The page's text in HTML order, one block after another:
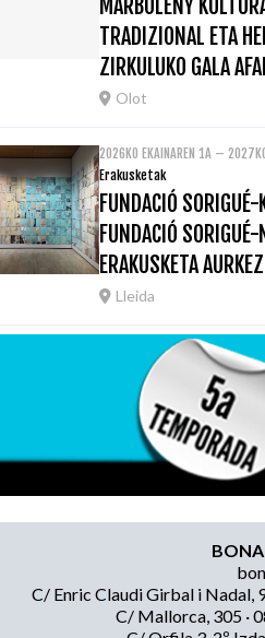
MARBOLENY
TRADIZIONAL ETA
ZIRKULUKO GALA
Olot
2026KO EKAINAREN 1A –
Erakusketak
FUNDACIÓ SORIGUÉ-
FUNDACIÓ
ERAKUSKETA
Lleida
C/ Enric Claudi Girbal i Nadal,
C/ Mallorca, 305 ·